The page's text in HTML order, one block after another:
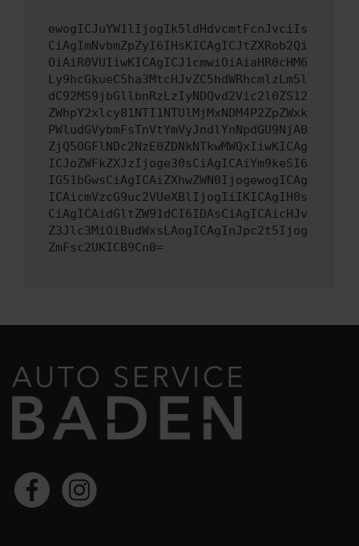
ewogICJuYW1lIjogIk5ldHdvcmtFcnJvciIs
CiAgImNvbmZpZyI6IHsKICAgICJtZXRob2Qi
OiAiR0VUIiwKICAgICJ1cmwiOiAiaHR0cHM6
Ly9hcGkueC5ha3MtcHJvZC5hdWRhcmlzLm5l
dC92MS9jbGllbnRzLzIyNDQvd2Vic2l0ZS12
ZWhpY2xlcy81NTI1NTUlMjMxNDM4P2ZpZWxk
PWludGVybmFsTnVtYmVyJndlYnNpdGU9NjA0
ZjQ5OGFlNDc2NzE0ZDNkNTkwMWQxIiwKICAg
ICJoZWFkZXJzIjoge30sCiAgICAiYm9keSI6
IG51bGwsCiAgICAiZXhwZWN0IjogewogICAg
ICAicmVzcG9uc2VUeXBlIjogIiIKICAgIH0s
CiAgICAidGltZW91dCI6IDAsCiAgICAicHJv
Z3Jlc3MiOiBudWxsLAogICAgInJpc2t5Ijog
ZmFsc2UKICB9Cn0=